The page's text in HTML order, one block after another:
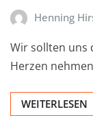
Henning
Wir sollten uns
Herzen
WEITERLESEN